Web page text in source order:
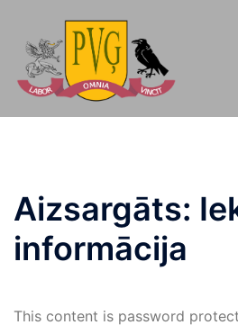
saturu
Aizsargāts:
informācija
This content is password